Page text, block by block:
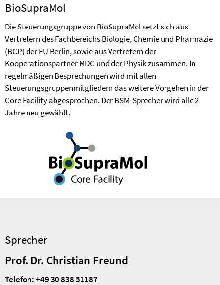
BioSupraMol
Die Steuerungsgruppe von BioSupraMol setzt sich aus
Vertretern des Fachbereichs Biologie, Chemie und Pharmazie
(BCP) der FU Berlin, sowie aus Vertretern der
Kooperationspartner MDC und der Physik zusammen. In
regelmäßigen Besprechungen wird mit allen
Steuerungsgruppenmitgliedern das weitere Vorgehen in der
Core Facility abgesprochen. Der BSM-Sprecher wird alle 2
Jahre neu gewählt.
Sprecher
Prof. Dr. Christian Freund
Telefon:+49 30 838 51187